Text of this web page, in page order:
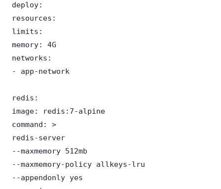
deploy:
resources:
limits:
memory: 4G
networks:
- app-network
redis:
image: redis:7-alpine
command: >
redis-server
--maxmemory 512mb
--maxmemory-policy allkeys-lru
--appendonly yes